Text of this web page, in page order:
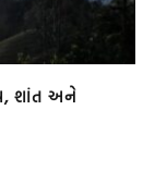
શાંત અને